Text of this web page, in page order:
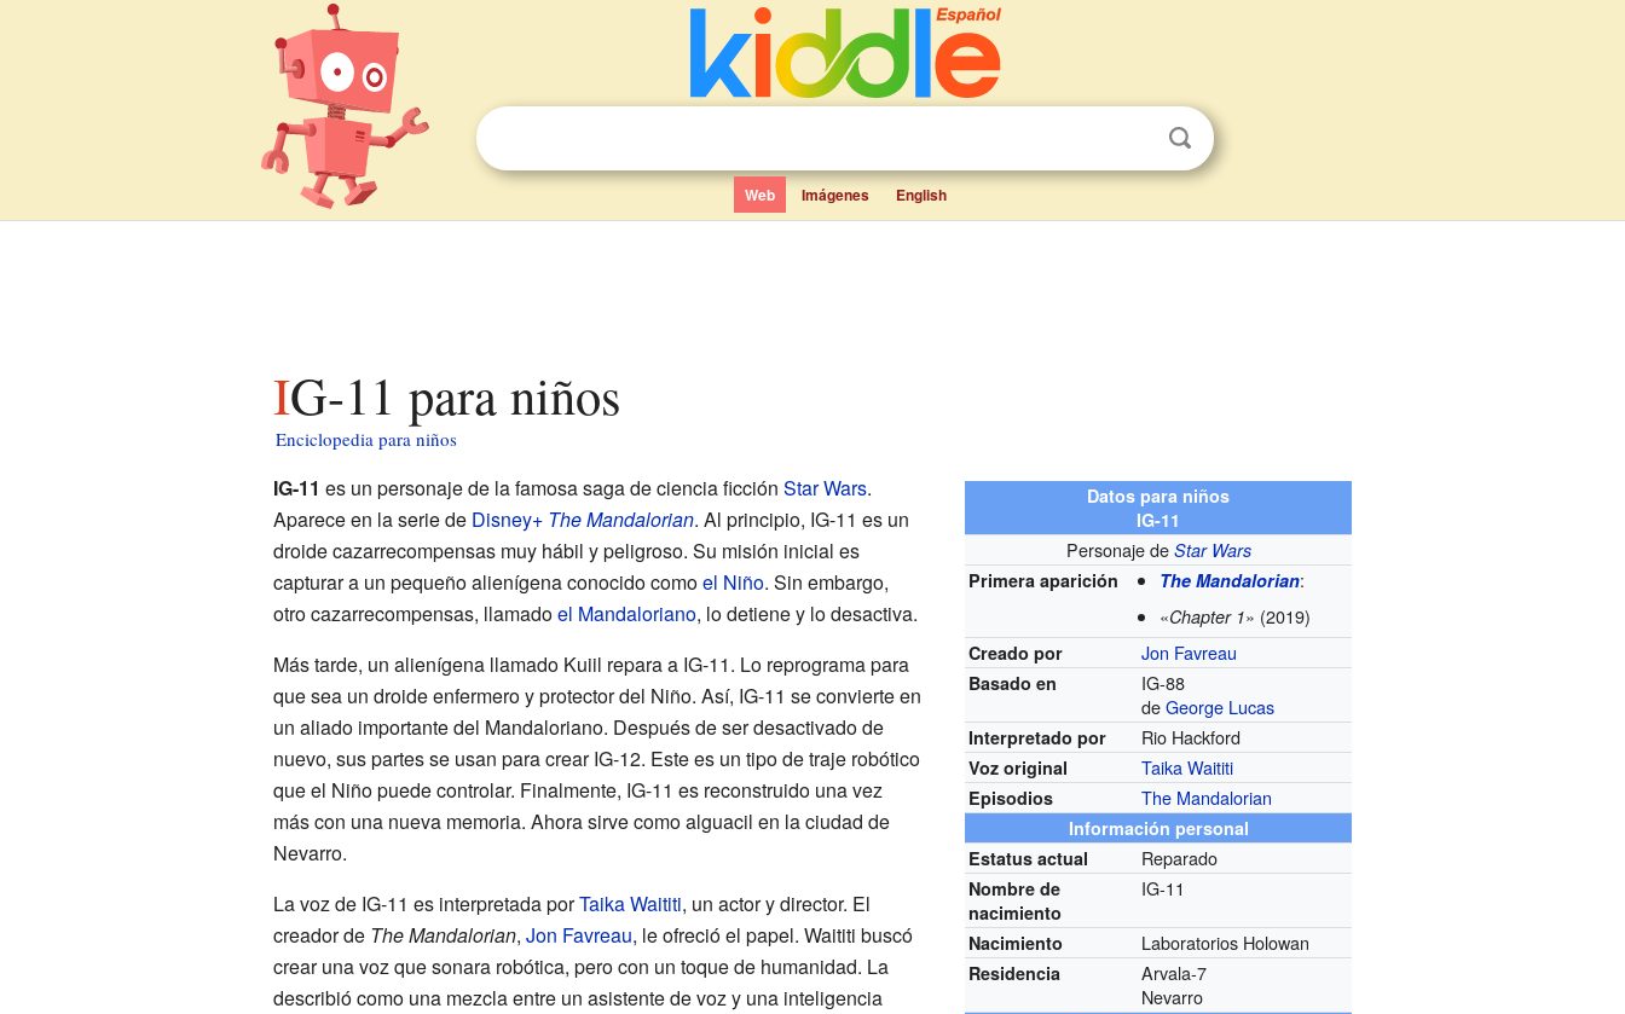
Web Imágenes English
IG-11 para niños
Enciclopedia para niños
Datos para niños
IG-11
Personaje de Star Wars
Primera aparición
The Mandalorian:
«Chapter 1» (2019)
Creado por Jon Favreau
Basado en
IG-88
deGeorge Lucas
Interpretado por Rio Hackford
Voz original Taika Waititi
Episodios The Mandalorian
Información personal
Estatus actual
Reparado
Nombre de
nacimiento
IG-11
Nacimiento Laboratorios Holowan
Residencia
Arvala-7
Nevarro
IG-11 es un personaje de la famosa saga de ciencia ficción Star Wars.
Aparece en la serie de Disney+ The Mandalorian. Al principio, IG-11 es un
droide cazarrecompensas muy hábil y peligroso. Su misión inicial es
capturar a un pequeño alienígena conocido comoel Niño. Sin embargo,
otro cazarrecompensas, llamadoel Mandaloriano, lo detiene y lo desactiva.
Más tarde, un alienígena llamado Kuiil repara a IG-11. Lo reprograma para
que sea un droide enfermero y protector del Niño. Así, IG-11 se convierte en
un aliado importante del Mandaloriano. Después de ser desactivado de
nuevo, sus partes se usan para crear IG-12. Este es un tipo de traje robótico
que el Niño puede controlar. Finalmente, IG-11 es reconstruido una vez
más con una nueva memoria. Ahora sirve como alguacil en la ciudad de
Nevarro.
La voz de IG-11 es interpretada porTaika Waititi, un actor y director. El
creador de The Mandalorian, Jon Favreau, le ofreció el papel. Waititi buscó
crear una voz que sonara robótica, pero con un toque de humanidad. La
describió como una mezcla entre un asistente de voz y una inteligencia